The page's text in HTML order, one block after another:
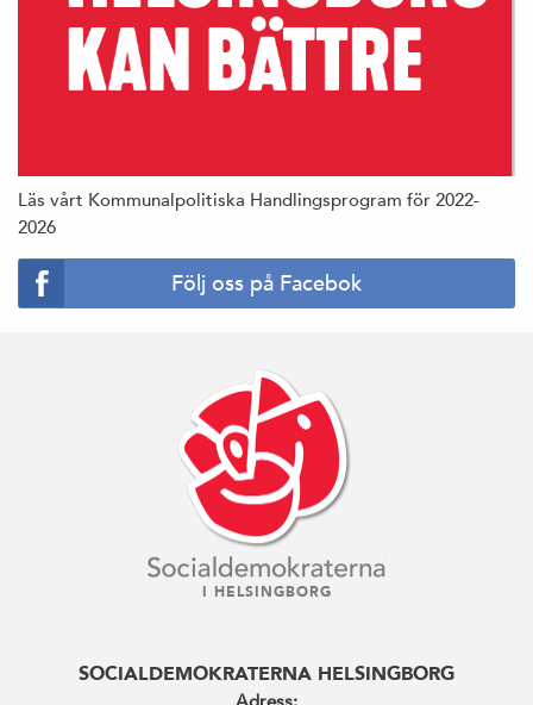
Läs vårt Kommunalpolitiska Handlingsprogram för 2022-
2026
Följ oss på Facebok
I HELSINGBORG
SOCIALDEMOKRATERNA HELSINGBORG